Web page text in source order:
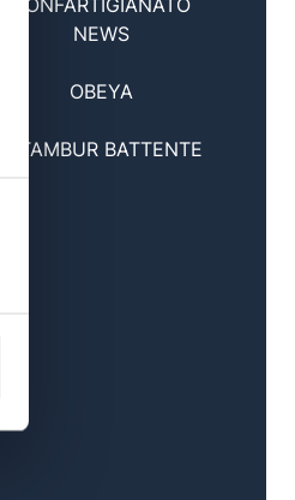
CONFARTIGIANATO
NEWS
OBEYA
A TAMBUR BATTENTE